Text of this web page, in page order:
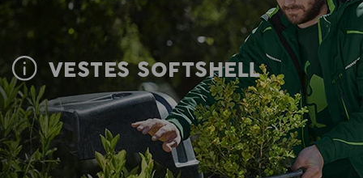
VESTES SOFTSHELL